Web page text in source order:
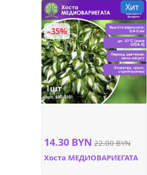
Хит
–35%
14.30 BYN 22.00 BYN
Хоста МЕДИОВАРИЕГАТА